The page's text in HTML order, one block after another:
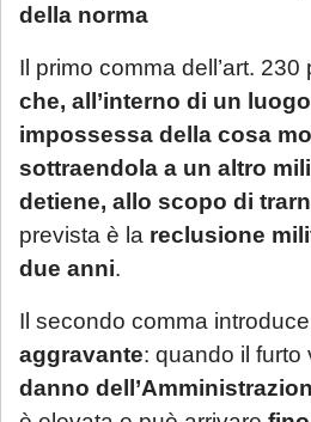
della norma
Il primo comma dell’art. 230
che, all’interno di un
impossessa della cosa
sottraendola a un altro
detiene, allo scopo di
prevista è la reclusione
due anni.
Il secondo comma
aggravante: quando il furto
danno